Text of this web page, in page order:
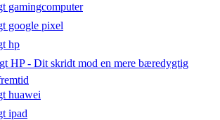
gamingcomputer
google pixel
hp
HP - Dit skridt mod en mere bæredygtig
huawei
ipad